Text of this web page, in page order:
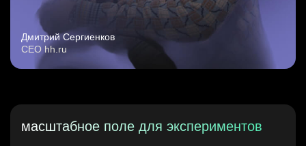
Дмитрий Сергиенков
CEO hh.ru
масштабное поле для экспериментов